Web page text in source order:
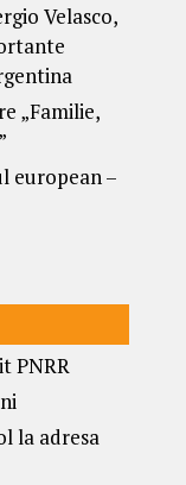
Velasco,
„Familie,
european –
PNRR
la adresa